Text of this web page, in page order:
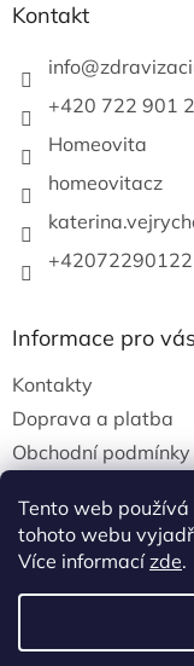
Tento web
tohoto webu
Více informacízde.
Kontakt
info@
+420 722 901
Homeovita
homeovitacz
Informace pro vás
Kontakty
Doprava a platba
Obchodní podmínky